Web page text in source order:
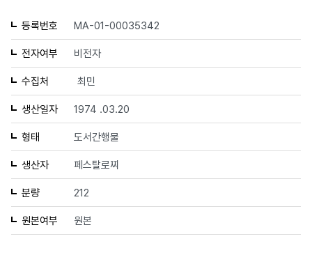
등록번호 MA-01-00035342
전자여부 비전자
수집처 최민
생산일자 1974 .03.20
형태 도서간행물
생산자 페스탈로찌
분량 212
원본여부 원본